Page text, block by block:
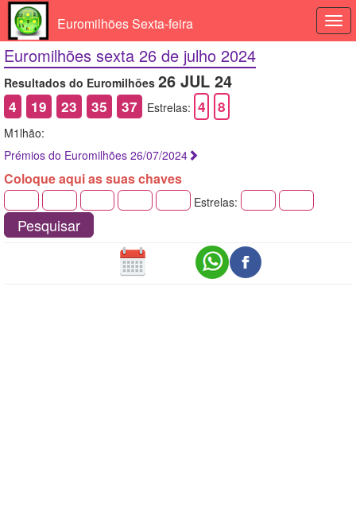
Euromilhões Sexta-feira
Euromilhões sexta 26 de julho 2024
Resultados do Euromilhões 26 JUL 24
4 19 23 35 37 Estrelas: 4 8
M1lhão:
Prémios do Euromilhões 26/07/2024
Coloque aqui as suas chaves
Estrelas:
Pesquisar